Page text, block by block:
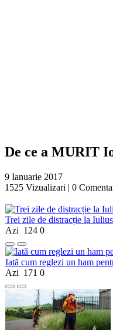
De ce a MURIT
9 Ianuarie 2017
1525 Vizualizari | 0
Trei zile de distracție la
Azi 124 0
Iată cum reglezi un ham
Azi 171 0